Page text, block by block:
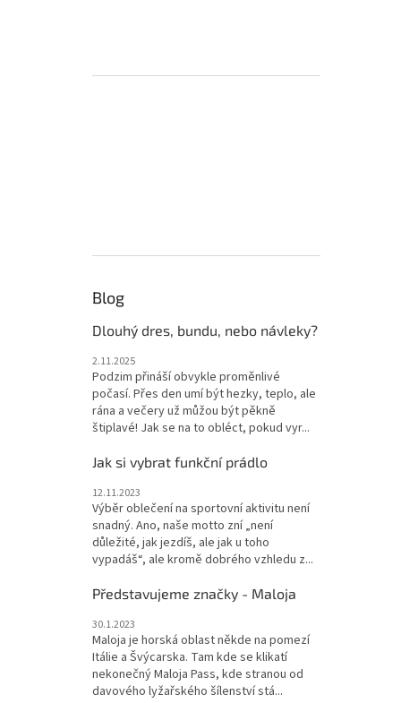
Blog
Dlouhý dres, bundu, nebo návleky?
2.11.2025
Podzim přináší obvykle proměnlivé
počasí. Přes den umí být hezky, teplo, ale
rána a večery už můžou být pěkně
štiplavé! Jak se na to obléct, pokud vyr...
Jak si vybrat funkční prádlo
12.11.2023
Výběr oblečení na sportovní aktivitu není
snadný. Ano, naše motto zní „není
důležité, jak jezdíš, ale jak u toho
vypadáš“, ale kromě dobrého vzhledu z...
Představujeme značky - Maloja
30.1.2023
Maloja je horská oblast někde na pomezí
Itálie a Švýcarska. Tam kde se klikatí
nekonečný Maloja Pass, kde stranou od
davového lyžařského šílenství stá...